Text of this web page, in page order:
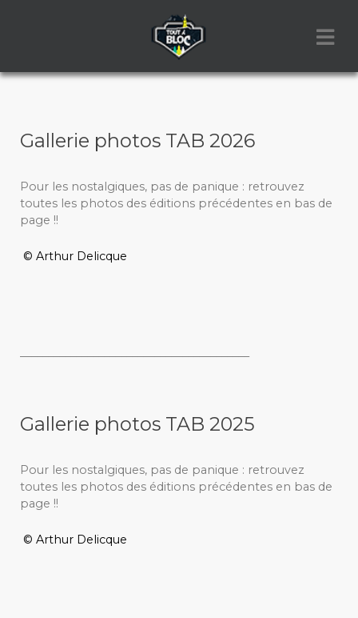
Gallerie photos TAB 2026
Pour les nostalgiques, pas de panique : retrouvez
toutes les photos des éditions précédentes en bas de
page !!
© Arthur Delicque
Gallerie photos TAB 2025
Pour les nostalgiques, pas de panique : retrouvez
toutes les photos des éditions précédentes en bas de
page !!
© Arthur Delicque